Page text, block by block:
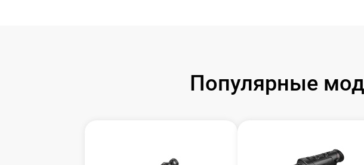
Популярные